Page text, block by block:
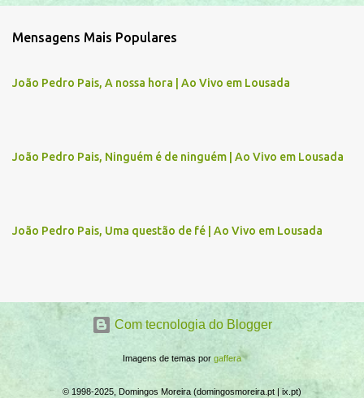
e
t
i
Mensagens Mais Populares
João Pedro Pais, A nossa hora | Ao Vivo em Lousada
João Pedro Pais, Ninguém é de ninguém | Ao Vivo em Lousada
João Pedro Pais, Uma questão de fé | Ao Vivo em Lousada
Com tecnologia do Blogger
Imagens de temas por gaffera
© 1998-2025, Domingos Moreira (domingosmoreira.pt | ix.pt)